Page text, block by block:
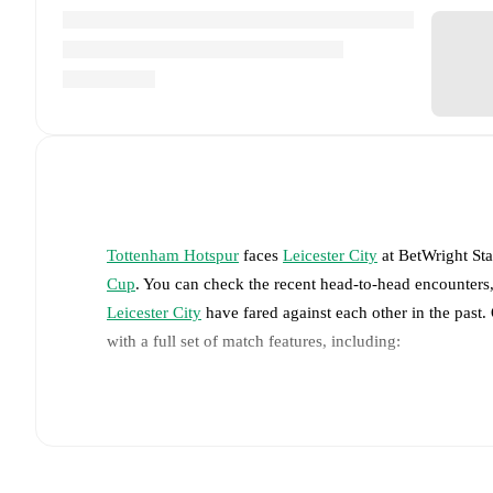
Tottenham Hotspur faces Leicester City at BetWright
Cup. You can check the recent head-to-head
Leicester City have fared against each other in the
with a full set of match features, including:
Live updates: Every goal, card, substitution and